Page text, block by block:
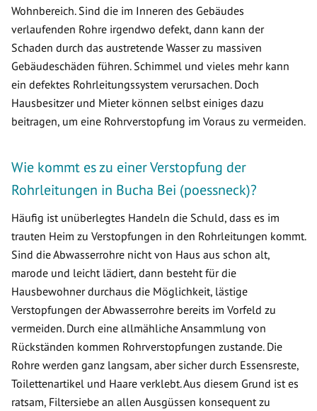
Wohnbereich. Sind die im Inneren des Gebäudes
verlaufenden Rohre irgendwo defekt, dann kann der
Schaden durch das austretende Wasser zu massiven
Gebäudeschäden führen. Schimmel und vieles mehr kann
ein defektes Rohrleitungssystem verursachen. Doch
Hausbesitzer und Mieter können selbst einiges dazu
beitragen, um eine Rohrverstopfung im Voraus zu vermeiden.
Wie kommt es zu einer Verstopfung der
Rohrleitungen in Bucha Bei (poessneck)?
Häufig ist unüberlegtes Handeln die Schuld, dass es im
trauten Heim zu Verstopfungen in den Rohrleitungen kommt.
Sind die Abwasserrohre nicht von Haus aus schon alt,
marode und leicht lädiert, dann besteht für die
Hausbewohner durchaus die Möglichkeit, lästige
Verstopfungen der Abwasserrohre bereits im Vorfeld zu
vermeiden. Durch eine allmähliche Ansammlung von
Rückständen kommen Rohrverstopfungen zustande. Die
Rohre werden ganz langsam, aber sicher durch Essensreste,
Toilettenartikel und Haare verklebt. Aus diesem Grund ist es
ratsam, Filtersiebe an allen Ausgüssen konsequent zu